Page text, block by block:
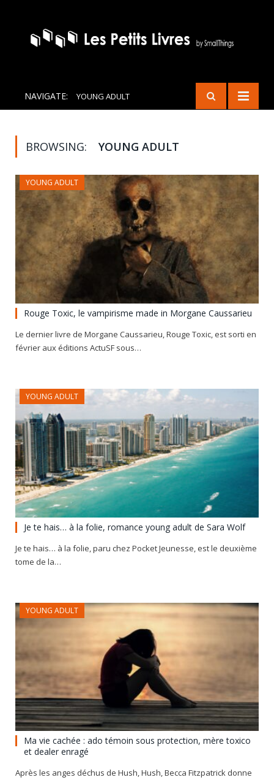
NAVIGATE: YOUNG ADULT
BROWSING: YOUNG ADULT
YOUNG ADULT
Rouge Toxic, le vampirisme made in Morgane Caussarieu
Le dernier livre de Morgane Caussarieu, Rouge Toxic, est sorti en
février aux éditions ActuSF sous…
YOUNG ADULT
Je te hais… à la folie, romance young adult de Sara Wolf
Je te hais… à la folie, paru chez Pocket Jeunesse, est le deuxième
tome de la…
YOUNG ADULT
Ma vie cachée : ado témoin sous protection, mère toxico
et dealer enragé
Après les anges déchus de Hush, Hush, Becca Fitzpatrick donne